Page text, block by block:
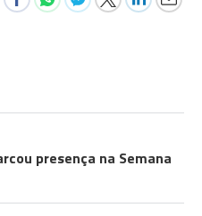
presença na Semana